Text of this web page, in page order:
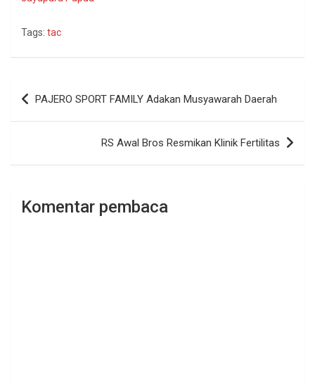
Tags: tac
Navigasi
pos
PAJERO SPORT FAMILY Adakan Musyawarah Daerah
RS Awal Bros Resmikan Klinik Fertilitas
Komentar pembaca